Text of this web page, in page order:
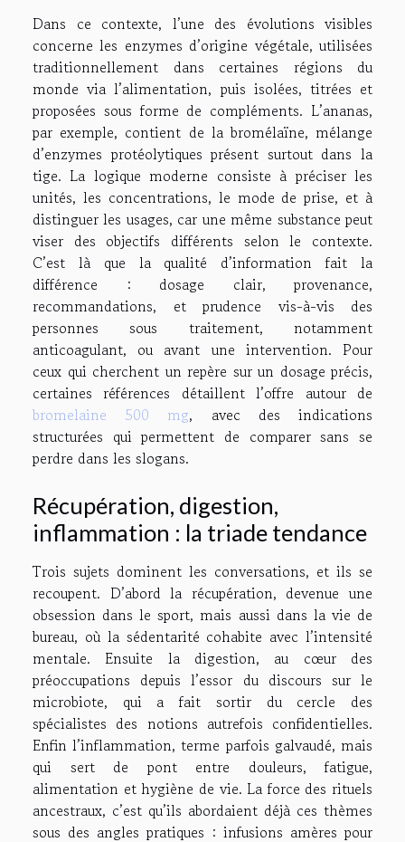
Dans ce contexte, l’une des évolutions visibles
concerne les enzymes d’origine végétale, utilisées
traditionnellement dans certaines régions du
monde via l’alimentation, puis isolées, titrées et
proposées sous forme de compléments. L’ananas,
par exemple, contient de la bromélaïne, mélange
d’enzymes protéolytiques présent surtout dans la
tige. La logique moderne consiste à préciser les
unités, les concentrations, le mode de prise, et à
distinguer les usages, car une même substance peut
viser des objectifs différents selon le contexte.
C’est là que la qualité d’information fait la
différence : dosage clair, provenance,
recommandations, et prudence vis-à-vis des
personnes sous traitement, notamment
anticoagulant, ou avant une intervention. Pour
ceux qui cherchent un repère sur un dosage précis,
certaines références détaillent l’offre autour de
bromelaine 500 mg, avec des indications
structurées qui permettent de comparer sans se
perdre dans les slogans.
Récupération, digestion,
inflammation : la triade tendance
Trois sujets dominent les conversations, et ils se
recoupent. D’abord la récupération, devenue une
obsession dans le sport, mais aussi dans la vie de
bureau, où la sédentarité cohabite avec l’intensité
mentale. Ensuite la digestion, au cœur des
préoccupations depuis l’essor du discours sur le
microbiote, qui a fait sortir du cercle des
spécialistes des notions autrefois confidentielles.
Enfin l’inflammation, terme parfois galvaudé, mais
qui sert de pont entre douleurs, fatigue,
alimentation et hygiène de vie. La force des rituels
ancestraux, c’est qu’ils abordaient déjà ces thèmes
sous des angles pratiques : infusions amères pour